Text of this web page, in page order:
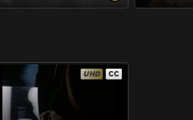
UHD CC